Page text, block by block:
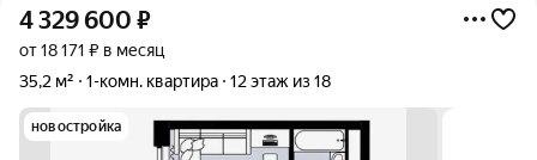
4 329 600 ₽
от 18 171 ₽ в месяц
35,2 м²
1-комн. квартира 12 этаж из 18
новостройка